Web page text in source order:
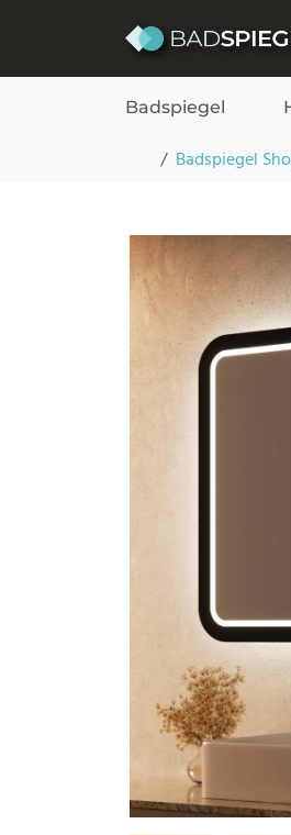
Badspiegel
Startseite
Badspiegel
Badspiegel mit